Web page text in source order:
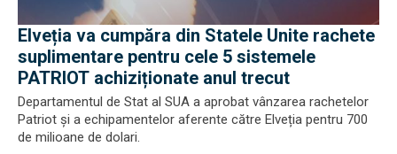
Elveția va cumpăra din Statele Unite rachete
suplimentare pentru cele 5 sistemele
PATRIOT achiziționate anul trecut
Departamentul de Stat al SUA a aprobat vânzarea rachetelor
Patriot și a echipamentelor aferente către Elveția pentru 700
de milioane de dolari.